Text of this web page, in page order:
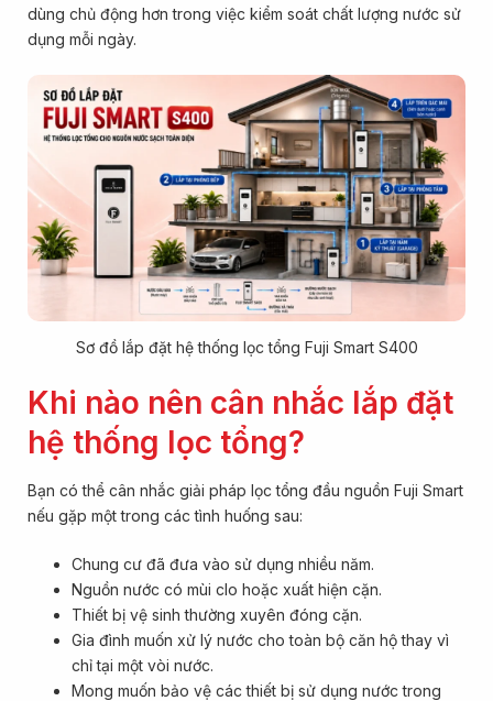
dùng chủ động hơn trong việc kiểm soát chất lượng nước sử
dụng mỗi ngày.
Sơ đồ lắp đặt hệ thống lọc tổng Fuji Smart S400
Khi nào nên cân nhắc lắp đặt
hệ thống lọc tổng?
Bạn có thể cân nhắc giải pháp lọc tổng đầu nguồn Fuji Smart
nếu gặp một trong các tình huống sau:
Chung cư đã đưa vào sử dụng nhiều năm.
Nguồn nước có mùi clo hoặc xuất hiện cặn.
Thiết bị vệ sinh thường xuyên đóng cặn.
Gia đình muốn xử lý nước cho toàn bộ căn hộ thay vì
chỉ tại một vòi nước.
Mong muốn bảo vệ các thiết bị sử dụng nước trong